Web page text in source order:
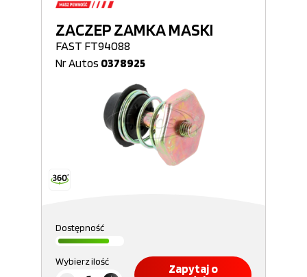
ZACZEP ZAMKA MASKI
FAST FT94088
Nr Autos 0378925
Dostępność
Wybierz ilość
Zapytaj o